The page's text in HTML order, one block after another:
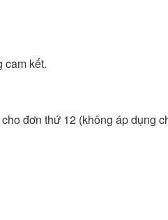
cam kết.
đơn thứ 12 (không áp dụng